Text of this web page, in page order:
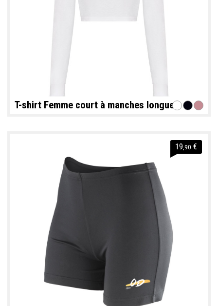
T-shirt Femme court à manches longues
19,90 €